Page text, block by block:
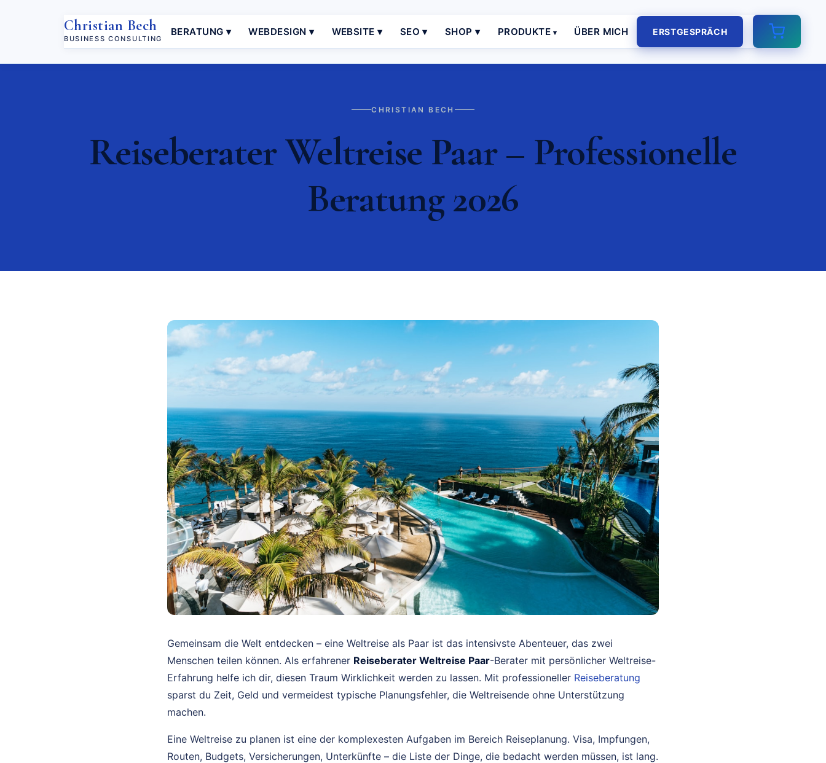
Christian Bech
BUSINESS CONSULTING
BERATUNG ▾ WEBDESIGN ▾ WEBSITE ▾ SEO ▾ SHOP ▾ PRODUKTE ÜBER MICH ERSTGESPRÄCH
CHRISTIAN BECH
Reiseberater Weltreise Paar – Professionelle
Beratung 2026
Gemeinsam die Welt entdecken – eine Weltreise als Paar ist das intensivste Abenteuer, das zwei
Menschen teilen können. Als erfahrener Reiseberater Weltreise Paar-Berater mit persönlicher Weltreise-
Erfahrung helfe ich dir, diesen Traum Wirklichkeit werden zu lassen. Mit professioneller Reiseberatung
sparst du Zeit, Geld und vermeidest typische Planungsfehler, die Weltreisende ohne Unterstützung
machen.
Eine Weltreise zu planen ist eine der komplexesten Aufgaben im Bereich Reiseplanung. Visa, Impfungen,
Routen, Budgets, Versicherungen, Unterkünfte – die Liste der Dinge, die bedacht werden müssen, ist lang.